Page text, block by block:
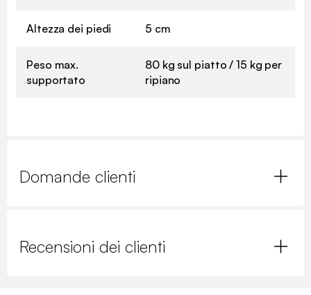
Altezza dei piedi 5 cm
Peso max.
supportato
80 kg sul piatto / 15 kg per
ripiano
Domande clienti
Recensioni dei clienti